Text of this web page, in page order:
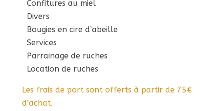
Confitures au miel
Divers
Bougies en cire d’abeille
Services
Parrainage de ruches
Location de ruches
Les frais de port sont offerts à partir de 75€
d’achat.